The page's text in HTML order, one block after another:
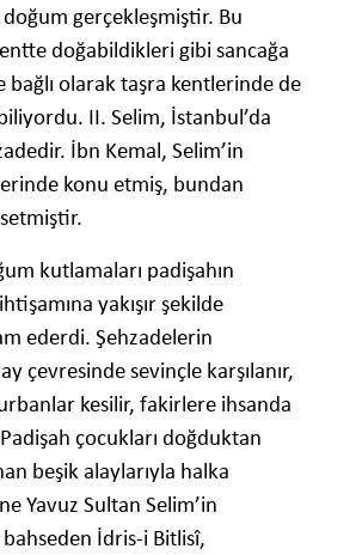
gerçekleşmiştir. Bu
doğabildikleri gibi sancağa
bağlı olarak taşra kentlerinde de
II. Selim, İstanbul’da
İbn Kemal, Selim’in
konu etmiş, bundan
kutlamaları padişahın
yakışır şekilde
ederdi. Şehzadelerin
çevresinde sevinçle karşılanır,
kesilir, fakirlere ihsanda
çocukları doğduktan
beşik alaylarıyla halka
Yavuz Sultan Selim’in
İdris-i Bitlisî,